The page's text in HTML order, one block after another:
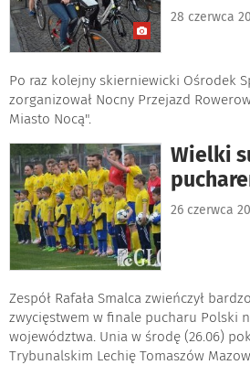
28 czerwca
Po raz kolejny skierniewicki Ośrodek
zorganizował Nocny Przejazd
Miasto Nocą".
Wielki
26 czerwca
Zespół Rafała Smalca zwieńczył
zwycięstwem w finale pucharu Polski
województwa. Unia w środę (26.06)
Trybunalskim Lechię Tomaszów